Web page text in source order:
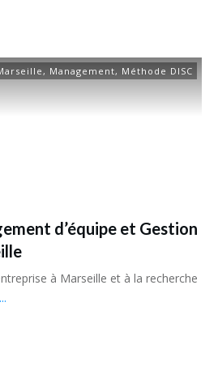
, Management, Méthode DISC
d’équipe et Gestion
à Marseille et à la recherche
...